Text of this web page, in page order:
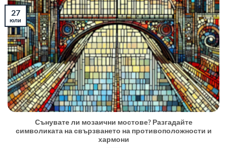
Сънувате ли мозаични мостове? Разгадайте
символиката на свързването на противоположности и
хармони
27
юли